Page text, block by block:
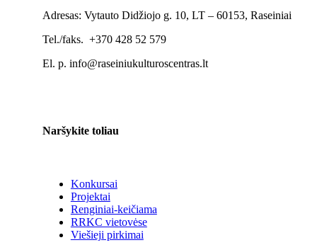
Adresas: Vytauto Didžiojo g. 10, LT – 60153, Raseiniai
Tel./faks. +370 428 52 579
El. p. info@raseiniukulturoscentras.lt
Naršykite toliau
Konkursai
Projektai
Renginiai-keičiama
RRKC vietovėse
Viešieji pirkimai